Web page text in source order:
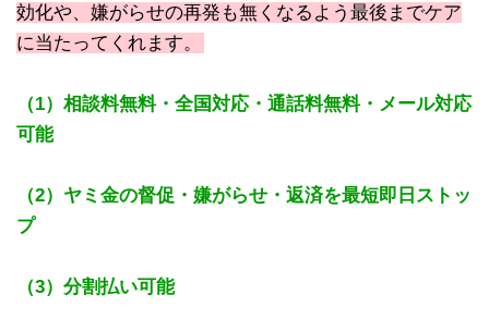
効化や、嫌がらせの再発も無くなるよう最後までケア
に当たってくれます。
（1）相談料無料・全国対応・通話料無料・メール対応
可能
（2）ヤミ金の督促・嫌がらせ・返済を最短即日ストッ
プ
（3）分割払い可能